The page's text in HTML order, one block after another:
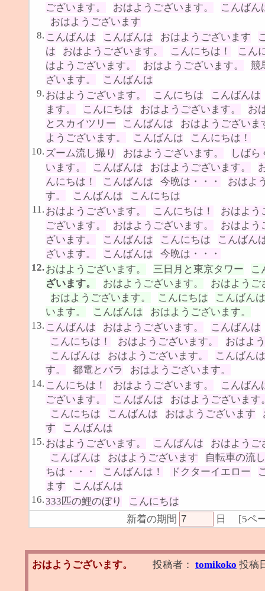
ございます。
おはようございます。
こんばん
おはようございます
8. こんばんは こんばんは おはようございます
は
おはようございます。 こんにちは！
こん
はようございます。
おはようございます。
競
ざいます。
こんばんは
9. おはようございます。 こんにちは
こんばんは
ます。
こんにちは おはようございます。
お
とスカイツリー
こんばんは
おはようございま
ようございます。
こんばんは
こんにちは！
10. ズーム流し撮り おはようございます。
しばら
います。
こんばんは おはようございます。
んにちは！
こんばんは 今晩は・・・
おはよ
す。
こんばんは
こんにちは
11. おはようございます。 こんにちは！
おはよう
ございます。
おはようございます。
おはよう
ざいます。
こんばんは こんにちは
こんばん
ざいます。
こんばんは
今晩は・・・
12.おはようございます。 三日月と東京タワー
こ
ざいます。
おはようございます。
おはようご
おはようございます。
こんにちは
こんばんは
います。
こんばんは
おはようございます。
13. こんばんは おはようございます。
こんばんは
こんにちは！
おはようございます。
おはよ
こんばんは
おはようございます。
こんばんは
す。
都電とバラ
おはようございます。
14. こんにちは！ おはようございます。
こんばん
ございます。
こんばんは
おはようございます
こんにちは
こんばんは おはようございます
す
こんばんは
15. おはようございます。 こんばんは
おはようご
こんばんは
おはようございます
自転車の流
ちは・・・
こんばんは！ ドクターイエロー
ます
こんばんは
16.333匹の鯉のぼり
こんにちは
新着の期間
日 [5ペ
おはようございます。 投稿者： tomikoko 投稿